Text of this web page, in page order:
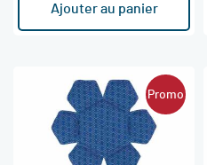
Ajouter au panier
Promo